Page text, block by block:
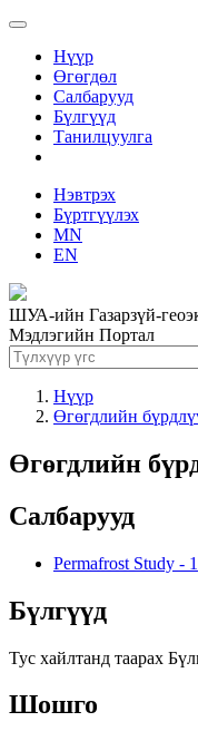
Нүүр
Өгөгдөл
Салбарууд
Бүлгүүд
Танилцуулга
Нэвтрэх
Бүртгүүлэх
MN
EN
ШУА-ийн Газарзүй-
Мэдлэгийн Портал
Нүүр
Өгөгдлийн
Өгөгдлийн
Салбарууд
Permafrost Study - 1
Бүлгүүд
Тус хайлтанд таарах
Шошго